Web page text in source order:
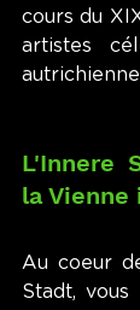
cours du
artistes
L'Innere
la
Au coeur
Stadt,